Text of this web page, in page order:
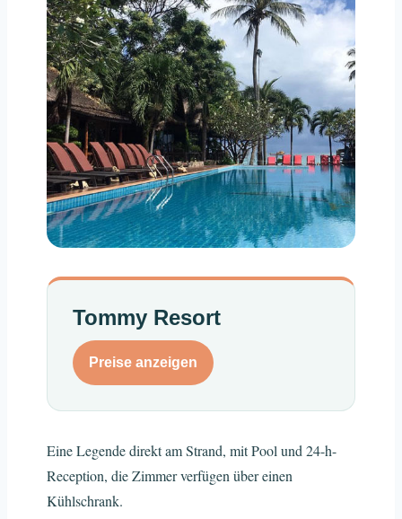
Tommy Resort
Preise anzeigen
Eine Legende direkt am Strand, mit Pool und 24-h-
Reception, die Zimmer verfügen über einen
Kühlschrank.